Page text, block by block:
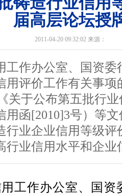
届高层论坛授
2011-04-20 09:32:02 来源：
工作办公室、国资委
用评价工作有关事项
关于公布第五批行
用函[2010]3号）等
行业企业信用等级评
行业信用水平和企业
工作办公室、国资